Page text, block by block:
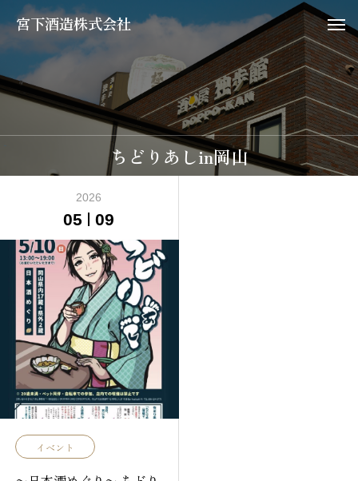
宮下酒造株式会社
ちどりあしin岡山
2026
05 09
イベント